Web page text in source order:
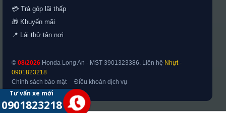
💳 Trả góp lãi thấp
🎁 Khuyến mãi
📍 Lái thử tận nơi
© 08/2026 Honda Long An - MST 3901323386. Liên hệ Nhựt-
0901823218
Chính sách bảo mật
Điều khoản dịch vụ
Tư vấn xe mới
0901823218